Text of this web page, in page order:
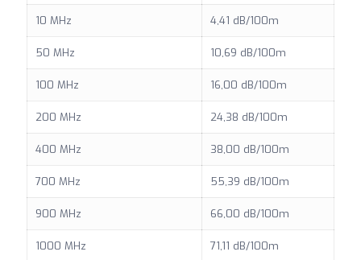
10 MHz 4,41 dB/100m
50 MHz 10,69 dB/100m
100 MHz 16,00 dB/100m
200 MHz 24,38 dB/100m
400 MHz 38,00 dB/100m
700 MHz 55,39 dB/100m
900 MHz 66,00 dB/100m
1000 MHz 71,11 dB/100m